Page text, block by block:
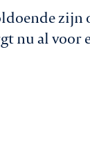
zijn
nu al voor